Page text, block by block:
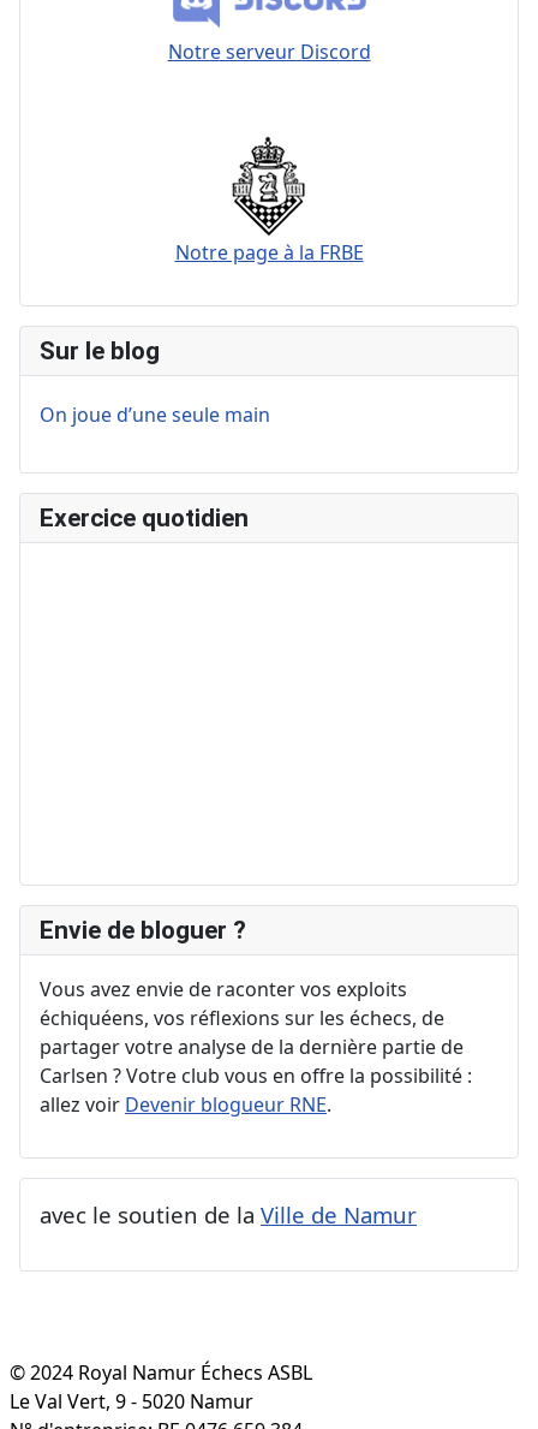
Notre serveur Discord
Notre page à la FRBE
Sur le blog
On joue d’une seule main
Exercice quotidien
Envie de bloguer ?
Vous avez envie de raconter vos exploits
échiquéens, vos réflexions sur les échecs, de
partager votre analyse de la dernière partie de
Carlsen ? Votre club vous en offre la possibilité :
allez voir Devenir blogueur RNE.
avec le soutien de la Ville de Namur
© 2024 Royal Namur Échecs ASBL
Le Val Vert, 9 - 5020 Namur